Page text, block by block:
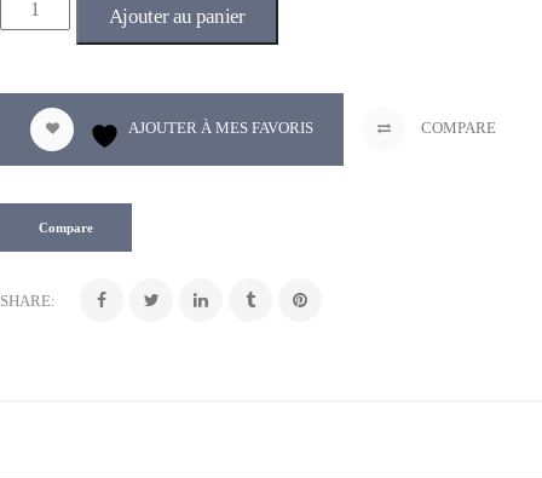
Ajouter au panier
AJOUTER À MES FAVORIS COMPARE
Compare
SHARE: